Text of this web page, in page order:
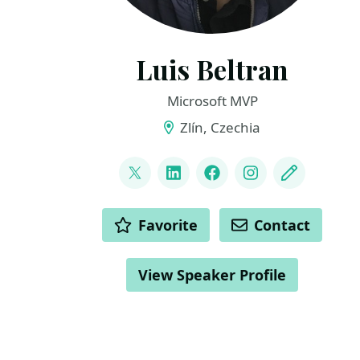
Luis Beltran
Microsoft MVP
Zlín, Czechia
@darkicebeam
LinkedInFacebookInstagram
Blog
ACTIONS Favorite Contact
View Speaker Profile